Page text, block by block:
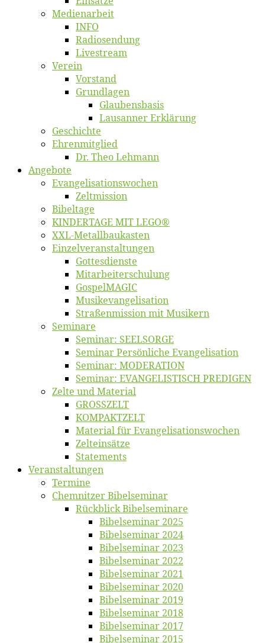
Me­di­en­ar­beit
INFO
Ra­dio­sen­dung
Live­stream
Ver­ein
Vor­stand
Grund­la­gen
Glaubens­ba­sis
Lausan­ner Erklärung
Ge­schich­te
Eh­ren­mit­glied
Dr. Theo Lehmann
An­ge­bo­te
Evangelisa­tions­wo­chen
Zelt­mis­si­on
Bi­bel­ta­ge
KINDERTAGE MIT LEGO®
XXL-Me­­tal­l­­bau­­kas­­ten
Einzelver­an­stal­tungen
Got­tes­diens­te
Mitarbeiter­schulung
Gos­pel­MA­GIC
Musikevan­ge­li­sa­tion
Straßenmis­sion mit Musikern
Se­mi­na­re
Se­mi­nar: SEELSORGE
Se­mi­nar Per­sön­li­che Evangelisation
Se­mi­nar: MODERATION
Se­mi­nar: EVANGELISTISCH PREDIGEN
Zel­te und Material
GROSSZELT
KOMPAKTZELT
Ma­te­ri­al für Evangelisationswochen
Zelt­ein­sät­ze
State­ments
Ver­an­stal­tun­gen
Ter­mi­ne
Chemnit­zer Bibelseminar
Rück­blick Bibelseminare
Bi­bel­se­mi­nar 2025
Bi­bel­se­mi­nar 2024
Bi­bel­se­mi­nar 2023
Bi­bel­se­mi­nar 2022
Bi­bel­se­mi­nar 2021
Bi­bel­se­mi­nar 2020
Bi­bel­se­mi­nar 2019
Bi­bel­se­mi­nar 2018
Bibelsemi­nar 2017
Bibelsemi­nar 2015